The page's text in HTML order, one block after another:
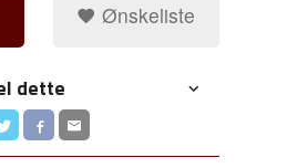
Ønskeliste
dette